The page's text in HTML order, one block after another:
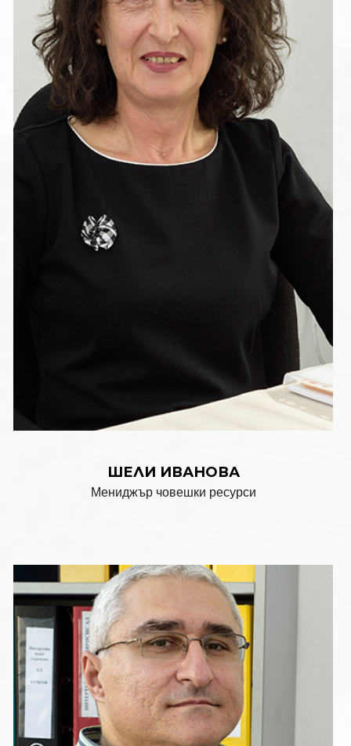
ШЕЛИ ИВАНОВА
Мениджър човешки ресурси
ШЕЛИ ИВАНОВА
Мениджър човешки ресурси